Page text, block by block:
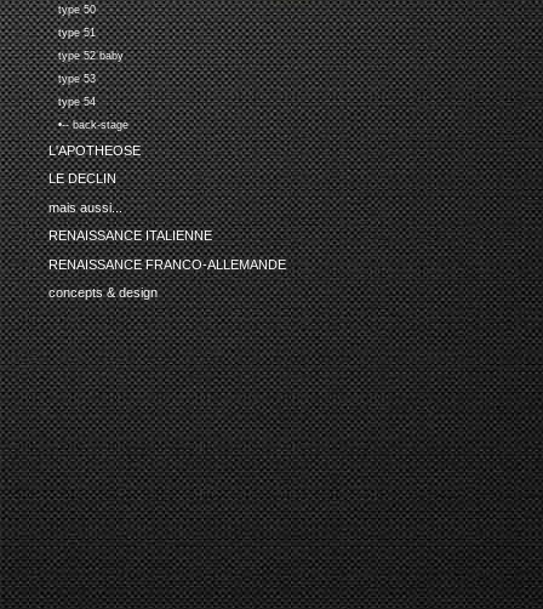
type 50
type 51
type 52 baby
type 53
type 54
•-- back-stage
L'APOTHEOSE
LE DECLIN
mais aussi...
RENAISSANCE ITALIENNE
RENAISSANCE FRANCO-ALLEMANDE
concepts & design